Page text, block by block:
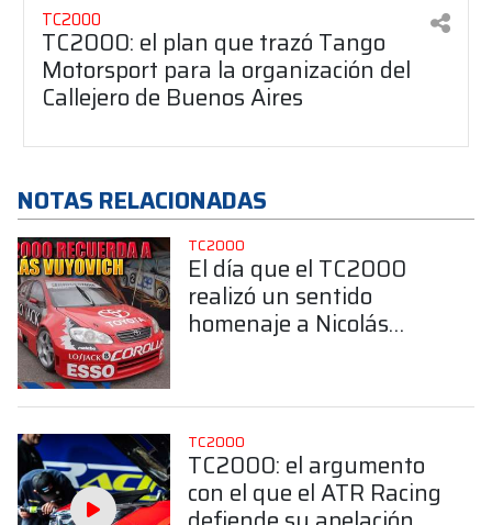
TC2000
TC2000: el plan que trazó Tango
Motorsport para la organización del
Callejero de Buenos Aires
NOTAS RELACIONADAS
TC2000
El día que el TC2000
realizó un sentido
homenaje a Nicolás
TC2000
TC2000: el argumento
con el que el ATR Racing